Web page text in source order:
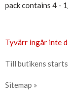
pack contains 4 -
Tyvärr ingår inte
Till butikens
Sitemap »